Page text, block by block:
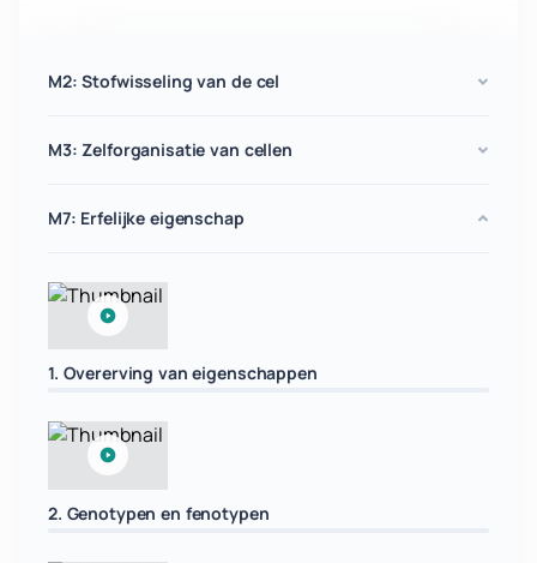
M2: Stofwisseling van de cel
M3: Zelforganisatie van cellen
M7: Erfelijke eigenschap
1. Overerving van eigenschappen
2. Genotypen en fenotypen